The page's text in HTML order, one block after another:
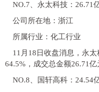
NO.7、永太科技：26.71
公司所在地：浙江
所属行业：化工行业
11月18日收盘消息，永
64.5%，成交总金额26.71亿
NO.8、国轩高科：24.54